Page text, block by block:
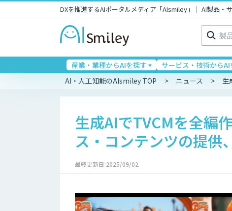
DXを推進するAIポータルメディア「AIsmiley」｜ AI製品・
検
索:
産業・業種からAIを探す サービス・技術からAI
AI・人工知能のAIsmiley TOP ニュース 生
生成AIでTVCMを全編
ス・コンテンツの提供
最終更新日:2025/09/02